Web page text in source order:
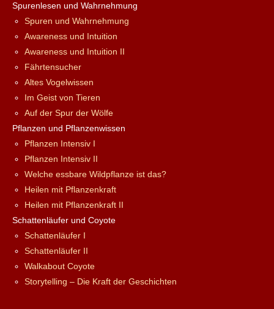
Spurenlesen und Wahrnehmung
Spuren und Wahrnehmung
Awareness und Intuition
Awareness und Intuition II
Fährtensucher
Altes Vogelwissen
Im Geist von Tieren
Auf der Spur der Wölfe
Pflanzen und Pflanzenwissen
Pflanzen Intensiv I
Pflanzen Intensiv II
Welche essbare Wildpflanze ist das?
Heilen mit Pflanzenkraft
Heilen mit Pflanzenkraft II
Schattenläufer und Coyote
Schattenläufer I
Schattenläufer II
Walkabout Coyote
Storytelling – Die Kraft der Geschichten